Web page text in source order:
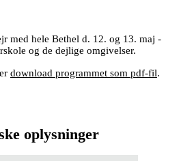
med hele Bethel d. 12. og 13. maj -
og de dejlige omgivelser.
download programmet som pdf-fil.
oplysninger